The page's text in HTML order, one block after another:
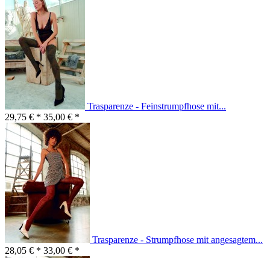
Trasparenze - Feinstrumpfhose mit...
29,75 € * 35,00 € *
Trasparenze - Strumpfhose mit angesagtem...
28,05 € * 33,00 € *